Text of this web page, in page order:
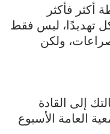
فأكثر
تهديدًا، ليس فقط
ولكن
إلى القادة
العامة الأسبوع